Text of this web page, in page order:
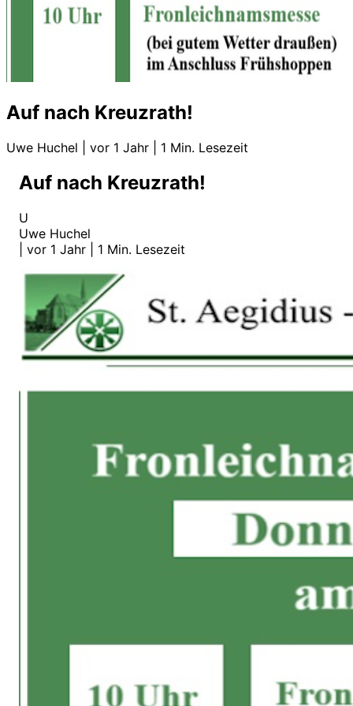
Auf nach Kreuzrath!
Uwe Huchel vor 1 Jahr 1 Min. Lesezeit
Auf nach Kreuzrath!
U
Uwe Huchel
vor 1 Jahr 1 Min. Lesezeit